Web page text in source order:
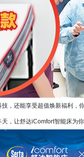
，还能享受超值焕新福利，
，让舒达iComfort智能床为